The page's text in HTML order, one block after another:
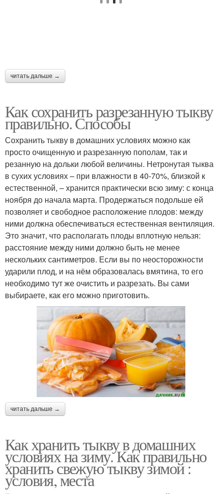
читать дальше →
Как сохранить разрезанную тыкву
правильно. Способы
Сохранить тыкву в домашних условиях можно как
просто очищенную и разрезанную пополам, так и
резанную на дольки любой величины. Нетронутая тыква
в сухих условиях – при влажности в 40-70%, близкой к
естественной, – хранится практически всю зиму: с конца
ноября до начала марта. Продержаться подольше ей
позволяет и свободное расположение плодов: между
ними должна обеспечиваться естественная вентиляция.
Это значит, что располагать плоды вплотную нельзя:
расстояние между ними должно быть не менее
нескольких сантиметров. Если вы по неосторожности
ударили плод, и на нём образовалась вмятина, то его
необходимо тут же очистить и разрезать. Вы сами
выбираете, как его можно приготовить.
читать дальше →
Как хранить тыкву в домашних
условиях на зиму. Как правильно
хранить свежую тыкву зимой :
условия, места